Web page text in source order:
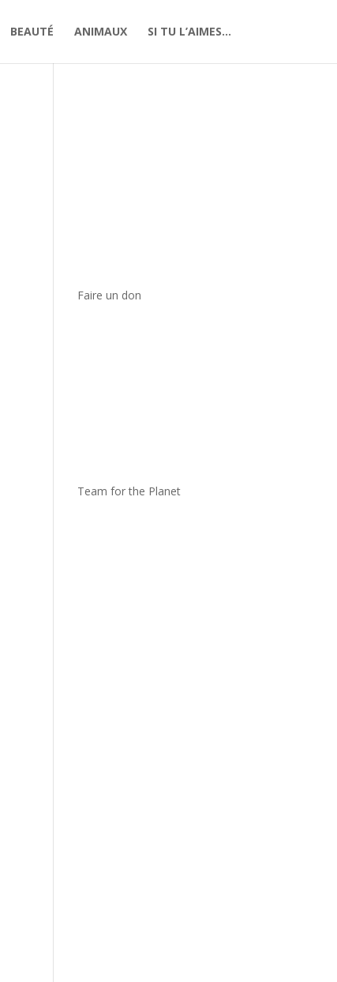
BEAUTÉ ANIMAUX SI TU L’AIMES…
Faire un don
Team for the Planet